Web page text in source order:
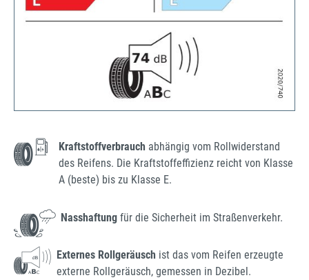
Kraftstoffverbrauch abhängig vom Rollwiderstand
des Reifens. Die Kraftstoffeffizienz reicht von Klasse
A (beste) bis zu Klasse E.
Nasshaftung für die Sicherheit im Straßenverkehr.
Externes Rollgeräusch ist das vom Reifen erzeugte
externe Rollgeräusch, gemessen in Dezibel.